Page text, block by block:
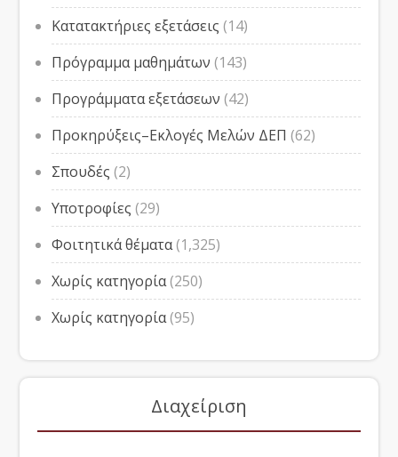
Κατατακτήριες εξετάσεις (14)
Πρόγραμμα μαθημάτων (143)
Προγράμματα εξετάσεων (42)
Προκηρύξεις–Εκλογές Μελών ΔΕΠ (62)
Σπουδές (2)
Υποτροφίες (29)
Φοιτητικά θέματα(1,325)
Χωρίς κατηγορία(250)
Χωρίς κατηγορία(95)
Διαχείριση